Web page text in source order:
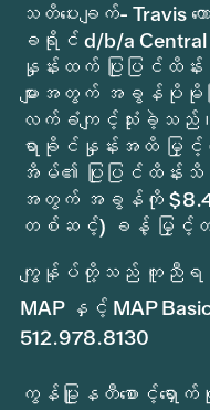
သတိပေးချက်- Travis က
ခရိုင် d/b/a
နှုန်းထက် ပြုပြင်
များအတွက် အခွန်ပို
လက်ခံကျင့်သုံးခဲ့သည်
ရာခိုင်နှုန်းအထိ မြှင့်
အိမ်၏ ပြုပြင်ထိန်း
အတွက် အခွန်ကို $8.41
တစ်ဆင့်) ခန့် မြှ
ကျွန်ုပ်တို့သည် ကူညီရ
MAP နှင့် MAP
512.978.8130
ကွန်မြူနတီစောင့်ရှောက်